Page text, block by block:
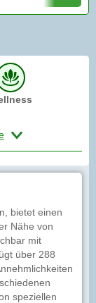
bietet einen
Nähe von
mit
über 288
speziellen